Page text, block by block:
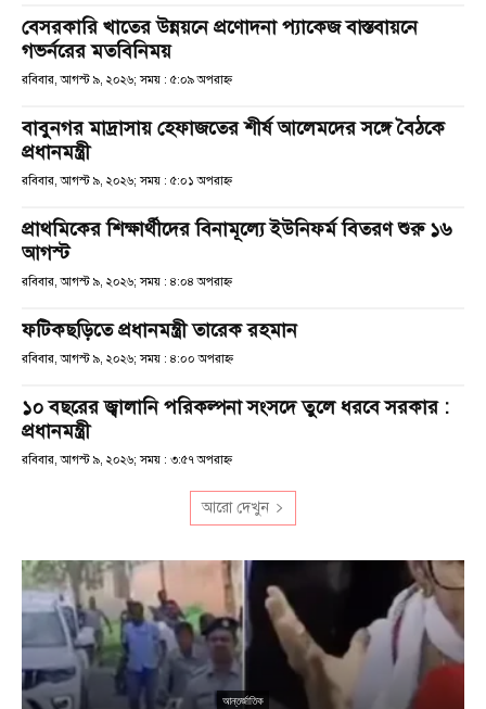
বেসরকারি খাতের উন্নয়নে প্রণোদনা প্যাকেজ বাস্তবায়নে
গভর্নরের মতবিনিময়
রবিবার, আগস্ট ৯, ২০২৬; সময় : ৫:০৯ অপরাহ্ণ
বাবুনগর মাদ্রাসায় হেফাজতের শীর্ষ আলেমদের সঙ্গে বৈঠকে
প্রধানমন্ত্রী
রবিবার, আগস্ট ৯, ২০২৬; সময় : ৫:০১ অপরাহ্ণ
প্রাথমিকের শিক্ষার্থীদের বিনামূল্যে ইউনিফর্ম বিতরণ শুরু ১৬
আগস্ট
রবিবার, আগস্ট ৯, ২০২৬; সময় : ৪:০৪ অপরাহ্ণ
ফটিকছড়িতে প্রধানমন্ত্রী তারেক রহমান
রবিবার, আগস্ট ৯, ২০২৬; সময় : ৪:০০ অপরাহ্ণ
১০ বছরের জ্বালানি পরিকল্পনা সংসদে তুলে ধরবে সরকার :
প্রধানমন্ত্রী
রবিবার, আগস্ট ৯, ২০২৬; সময় : ৩:৫৭ অপরাহ্ণ
আরো দেখুন
আন্তর্জাতিক